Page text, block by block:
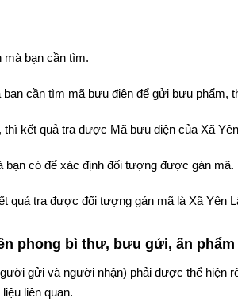
mà bạn cần tìm.
cần tìm mã bưu điện để gửi bưu phẩm,
kết quả tra được Mã bưu điện của Xã
có để xác định đối tượng được gán mã.
quả tra được đối tượng gán mã là Xã Yên
phong bì thư, bưu gửi, ấn
gửi và người nhận) phải được thể hiện
liên quan.